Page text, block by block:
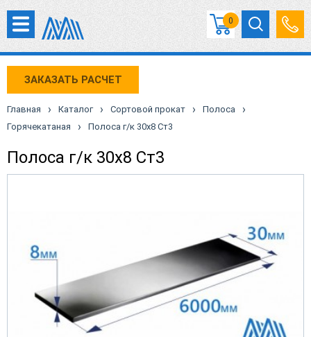
0
ЗАКАЗАТЬ РАСЧЕТ
Главная › Каталог › Сортовой прокат › Полоса ›
Горячекатаная › Полоса г/к 30х8 Ст3
Полоса г/к 30х8 Ст3